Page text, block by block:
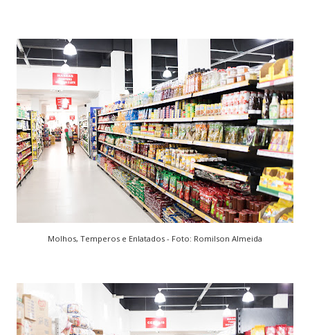
Molhos, Temperos e Enlatados - Foto: Romilson Almeida